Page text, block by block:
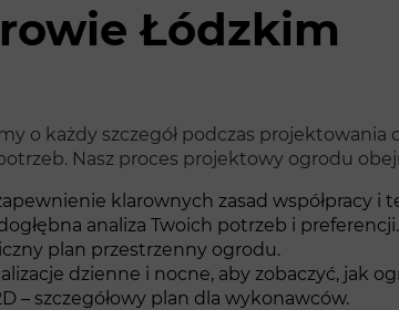
Łódzkim
o każdy szczegół podczas
Nasz proces projektowy ogrodu
klarownych zasad współpracy i
analiza Twoich potrzeb i preferencji.
plan przestrzenny ogrodu.
dzienne i nocne, aby zobaczyć, jak
– szczegółowy plan dla wykonawców.